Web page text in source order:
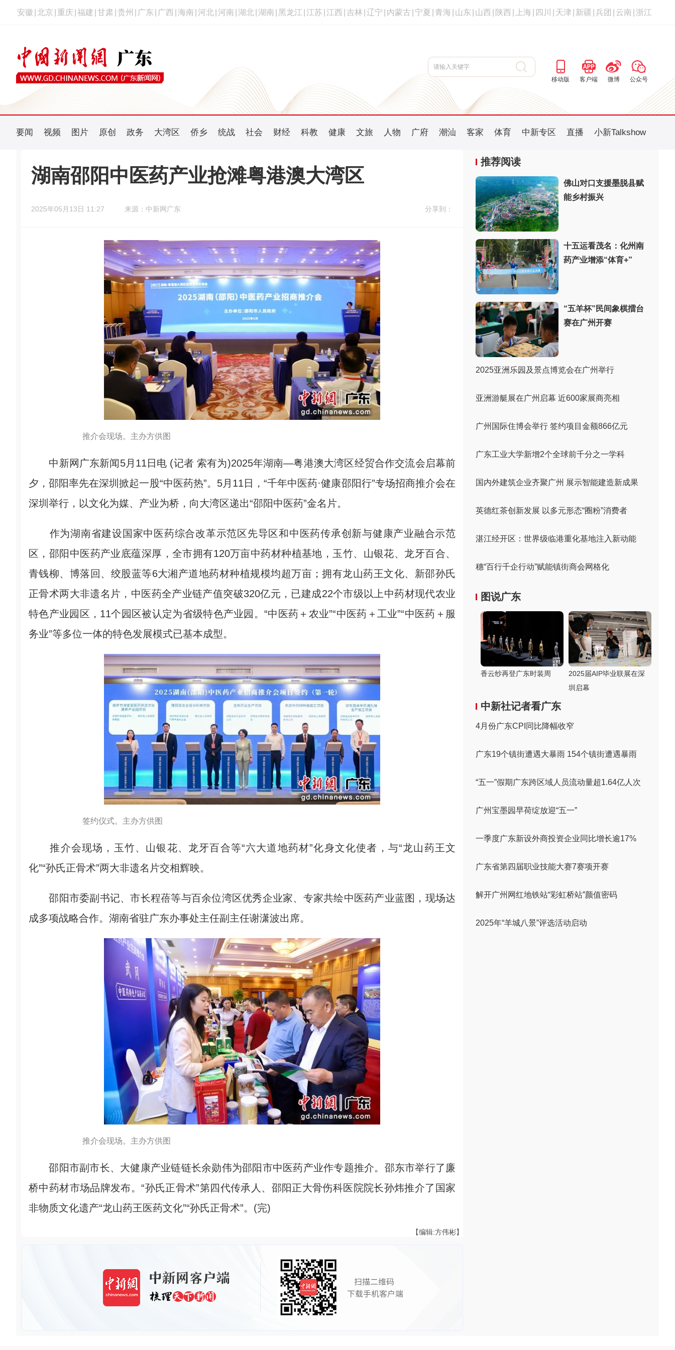
安徽 北京 重庆 福建 甘肃 贵州 广东 广西 海南 河北 河南 湖北 湖南 黑龙江 江苏 江西 吉林 辽宁 内蒙古 宁夏 青海 山东 山西 陕西 上海 四川 天津 新疆 兵团 云南 浙江
移动版 客户端 微博 公众号
要闻 视频 图片 原创 政务 大湾区 侨乡 统战 社会 财经 科教 健康 文旅 人物 广府 潮汕 客家 体育 中新专区 直播 小新Talkshow
湖南邵阳中医药产业抢滩粤港澳大湾区
2025年05月13日 11:27 来源：中新网广东 分享到：
推介会现场。主办方供图
中新网广东新闻5月11日电 (记者 索有为)2025年湖南—粤港澳大湾区经贸合作交流会启幕前
夕，邵阳率先在深圳掀起一股“中医药热”。5月11日，“千年中医药·健康邵阳行”专场招商推介会在
深圳举行，以文化为媒、产业为桥，向大湾区递出“邵阳中医药”金名片。
作为湖南省建设国家中医药综合改革示范区先导区和中医药传承创新与健康产业融合示范
区，邵阳中医药产业底蕴深厚，全市拥有120万亩中药材种植基地，玉竹、山银花、龙牙百合、
青钱柳、博落回、绞股蓝等6大湘产道地药材种植规模均超万亩；拥有龙山药王文化、新邵孙氏
正骨术两大非遗名片，中医药全产业链产值突破320亿元，已建成22个市级以上中药材现代农业
特色产业园区，11个园区被认定为省级特色产业园。“中医药＋农业”“中医药＋工业”“中医药＋服
务业”等多位一体的特色发展模式已基本成型。
签约仪式。主办方供图
推介会现场，玉竹、山银花、龙牙百合等“六大道地药材”化身文化使者，与“龙山药王文
化”“孙氏正骨术”两大非遗名片交相辉映。
邵阳市委副书记、市长程蓓等与百余位湾区优秀企业家、专家共绘中医药产业蓝图，现场达
成多项战略合作。湖南省驻广东办事处主任副主任谢潇波出席。
推介会现场。主办方供图
邵阳市副市长、大健康产业链链长余勋伟为邵阳市中医药产业作专题推介。邵东市举行了廉
桥中药材市场品牌发布。“孙氏正骨术”第四代传承人、邵阳正大骨伤科医院院长孙炜推介了国家
非物质文化遗产“龙山药王医药文化”“孙氏正骨术”。(完)
【编辑:方伟彬】
推荐阅读
佛山对口支援墨脱县赋
能乡村振兴
十五运看茂名：化州南
药产业增添“体育+”
“五羊杯”民间象棋擂台
赛在广州开赛
2025亚洲乐园及景点博览会在广州举行
亚洲游艇展在广州启幕 近600家展商亮相
广州国际住博会举行 签约项目金额866亿元
广东工业大学新增2个全球前千分之一学科
国内外建筑企业齐聚广州 展示智能建造新成果
英德红茶创新发展 以多元形态“圈粉”消费者
湛江经开区：世界级临港重化基地注入新动能
穗“百行千企行动”赋能镇街商会网格化
图说广东
香云纱再登广东时装周
2025届AIP毕业联展在深
圳启幕
中新社记者看广东
4月份广东CPI同比降幅收窄
广东19个镇街遭遇大暴雨 154个镇街遭遇暴雨
“五一”假期广东跨区域人员流动量超1.64亿人次
广州宝墨园早荷绽放迎“五一”
一季度广东新设外商投资企业同比增长逾17%
广东省第四届职业技能大赛7赛项开赛
解开广州网红地铁站“彩虹桥站”颜值密码
2025年“羊城八景”评选活动启动